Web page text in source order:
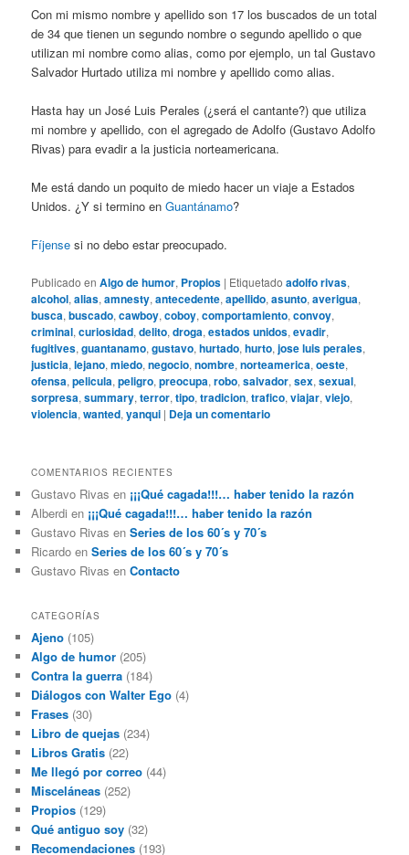
Con mi mismo nombre y apellido son 17 los buscados de un total
de 34 que tienen un segundo nombre o segundo apellido o que
utilizan mi nombre como alias, como por ejemplo, un tal Gustavo
Salvador Hurtado utiliza mi nombre y apellido como alias.
Hasta hay un José Luis Perales (¿será el cantante?) que utiliza
mi nombre y apellido, con el agregado de Adolfo (Gustavo Adolfo
Rivas) para evadir a la justicia norteamericana.
Me está dando un poquito de miedo hacer un viaje a Estados
Unidos. ¿Y si termino enGuantánamo?
Fíjense si no debo estar preocupado.
Publicado en Algo de humor, Propios | Etiquetado adolfo rivas,
alcohol,alias,amnesty,antecedente,apellido,asunto,averigua,
busca,buscado,cawboy,coboy,comportamiento,convoy,
criminal,curiosidad,delito,droga,estados unidos,evadir,
fugitives,guantanamo,gustavo,hurtado,hurto,jose luis perales,
justicia,lejano,miedo,negocio,nombre,norteamerica,oeste,
ofensa,pelicula,peligro,preocupa,robo,salvador,sex,sexual,
sorpresa,summary,terror,tipo,tradicion,trafico,viajar,viejo,
violencia,wanted,yanqui | Deja un comentario
COMENTARIOS RECIENTES
Gustavo Rivas en ¡¡¡Qué cagada!!!… haber tenido la razón
Alberdi en ¡¡¡Qué cagada!!!… haber tenido la razón
Gustavo Rivas enSeries de los 60´s y 70´s
Ricardo enSeries de los 60´s y 70´s
Gustavo Rivas enContacto
CATEGORÍAS
Ajeno (105)
Algo de humor (205)
Contra la guerra (184)
Diálogos con Walter Ego (4)
Frases (30)
Libro de quejas (234)
Libros Gratis (22)
Me llegó por correo (44)
Misceláneas (252)
Propios (129)
Qué antiguo soy (32)
Recomendaciones (193)